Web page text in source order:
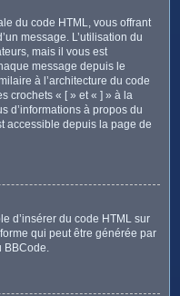
du code HTML, vous offrant
message. L’utilisation du
mais il vous est
message depuis le
à l’architecture du code
crochets « [ » et « ] » à la
d’informations à propos du
accessible depuis la page de
d’insérer du code HTML sur
qui peut être générée par
BBCode.